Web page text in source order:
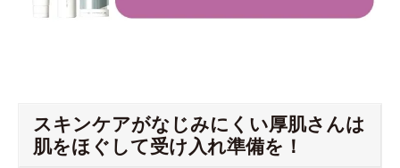
スキンケアがなじみにくい厚肌さんは
肌をほぐして受け入れ準備を！